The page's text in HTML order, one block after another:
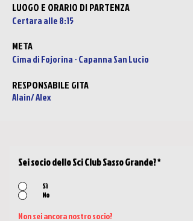
LUOGO E ORARIO DI PARTENZA
Certara alle 8:15
META
Cima di Fojorina - CapannaSan Lucio
RESPONSABILE GITA
Alain/ Alex
Sei socio dello Sci Club Sasso Grande?*
Sì
No
Non sei ancora nostro socio?